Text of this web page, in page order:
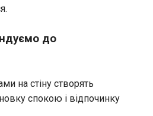
до
на стіну створять
спокою і відпочинку